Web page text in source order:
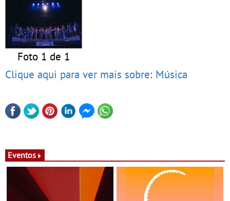
Foto 1 de 1
Clique aqui para ver mais sobre: Música
Eventos